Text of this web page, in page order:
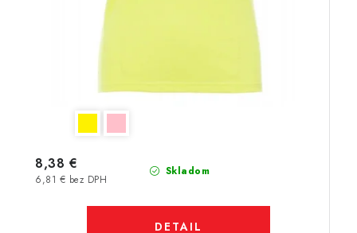
Skladom
6,81 € bez DPH
8,38 €
DETAIL